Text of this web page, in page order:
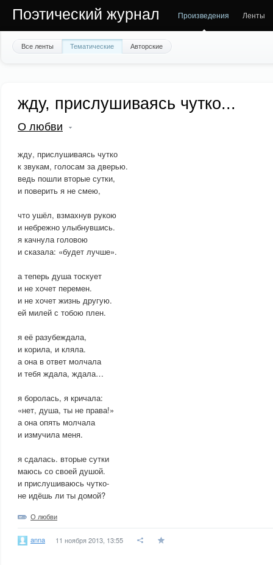
Поэтический журнал Произведения Ленты
Все ленты Тематические Авторские
жду, прислушиваясь чутко...
О любви
жду, прислушиваясь чутко
к звукам, голосам за дверью.
ведь пошли вторые сутки,
и поверить я не смею,
что ушёл, взмахнув рукою
и небрежно улыбнувшись.
я качнула головою
и сказала: «будет лучше».
а теперь душа тоскует
и не хочет перемен.
и не хочет жизнь другую.
ей милей с тобою плен.
я её разубеждала,
и корила, и кляла.
а она в ответ молчала
и тебя ждала, ждала…
я боролась, я кричала:
«нет, душа, ты не права!»
а она опять молчала
и измучила меня.
я сдалась. вторые сутки
маюсь со своей душой.
и прислушиваюсь чутко-
не идёшь ли ты домой?
О любви
anna 11 ноября 2013, 13:55